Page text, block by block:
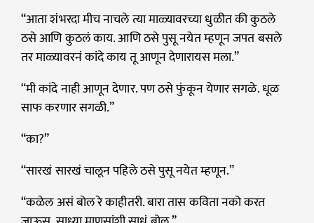
“आता शंभरदा मीच नाचले त्या माळ्यावरच्या धुळीत की कुठले
ठसे आणि कुठलं काय. आणि ठसे पुसू नयेत म्हणून जपत बसले
तर माळ्यावरनं कांदे काय तू आणून देणारायस मला.”
“मी कांदे नाही आणून देणार. पण ठसे फुंकून येणार सगळे. धूळ
साफ करणार सगळी.”
“का?”
“सारखं सारखं चालून पहिले ठसे पुसू नयेत म्हणून.”
“कळेल असं बोल रे काहीतरी. बारा तास कविता नको करत